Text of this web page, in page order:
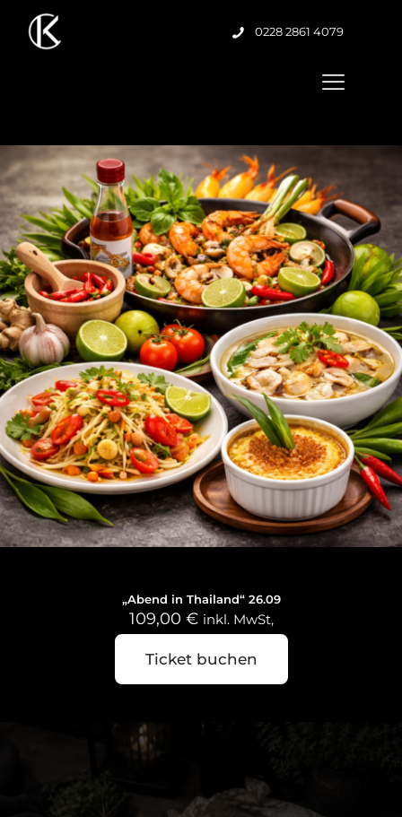
0228 2861 4079
„Abend in Thailand“ 26.09
109,00 € inkl. MwSt,
Ticket buchen